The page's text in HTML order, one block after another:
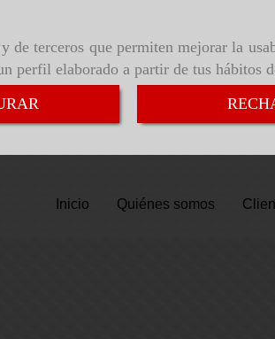
de terceros que permiten mejorar la
perfil elaborado a partir de tus hábitos
Inicio Quiénes somos